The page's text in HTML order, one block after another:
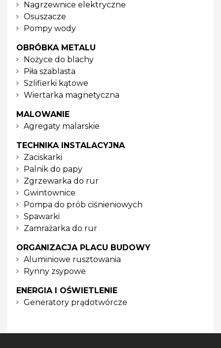
Nagrzewnice elektryczne
Osuszacze
Pompy wody
OBRÓBKA METALU
Nożyce do blachy
Piła szablasta
Szlifierki kątowe
Wiertarka magnetyczna
MALOWANIE
Agregaty malarskie
TECHNIKA INSTALACYJNA
Zaciskarki
Palnik do papy
Zgrzewarka do rur
Gwintownice
Pompa do prób ciśnieniowych
Spawarki
Zamrażarka do rur
ORGANIZACJA PLACU BUDOWY
Aluminiowe rusztowania
Rynny zsypowe
ENERGIA I OŚWIETLENIE
Generatory prądotwórcze